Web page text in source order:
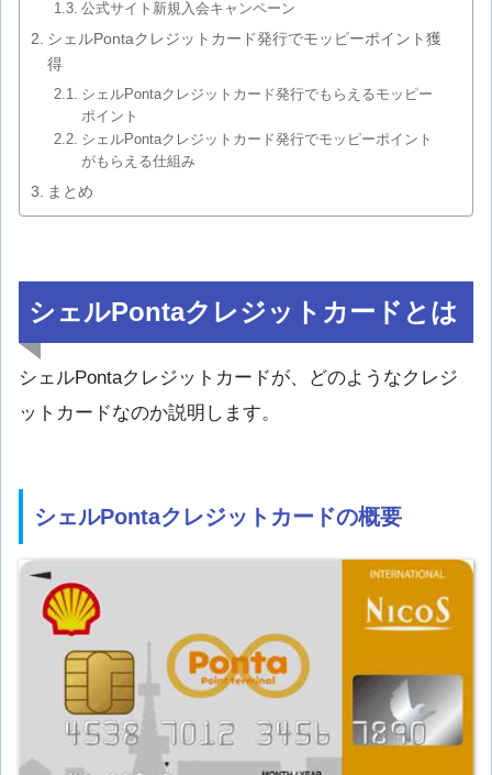
公式サイト新規入会キャンペーン
シェルPontaクレジットカード発行でモッピーポイント獲
得
シェルPontaクレジットカード発行でもらえるモッピー
ポイント
シェルPontaクレジットカード発行でモッピーポイント
がもらえる仕組み
まとめ
シェルPontaクレジットカードとは
シェルPontaクレジットカードが、どのようなクレジ
ットカードなのか説明します。
シェルPontaクレジットカードの概要